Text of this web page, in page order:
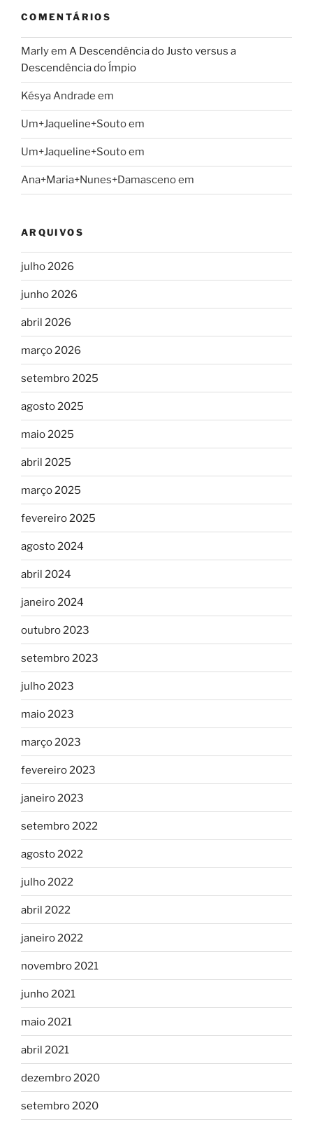
COMENTÁRIOS
Marlyem A Descendência do Justo versus a
Descendência do Ímpio
Késya Andrade em
Um+Jaqueline+Soutoem
Um+Jaqueline+Soutoem
Ana+Maria+Nunes+Damascenoem
ARQUIVOS
julho 2026
junho 2026
abril 2026
março 2026
setembro 2025
agosto 2025
maio 2025
abril 2025
março 2025
fevereiro 2025
agosto 2024
abril 2024
janeiro 2024
outubro 2023
setembro 2023
julho 2023
maio 2023
março 2023
fevereiro 2023
janeiro 2023
setembro 2022
agosto 2022
julho 2022
abril 2022
janeiro 2022
novembro 2021
junho 2021
maio 2021
abril 2021
dezembro 2020
setembro 2020